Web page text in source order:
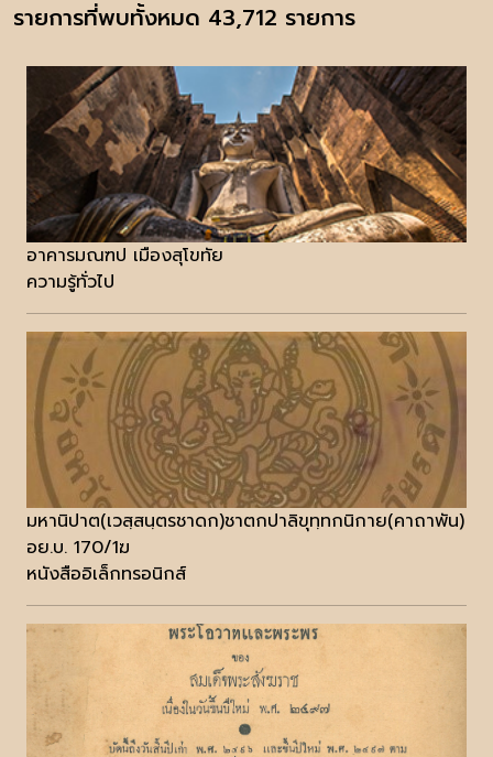
รายการที่พบทั้งหมด 43,712 รายการ
อาคารมณฑป เมืองสุโขทัย
ความรู้ทั่วไป
มหานิปาต(เวสฺสนฺตรชาดก)ชาตกปาลิขุทฺทกนิกาย(คาถาพัน)
อย.บ. 170/1ฆ
หนังสืออิเล็กทรอนิกส์